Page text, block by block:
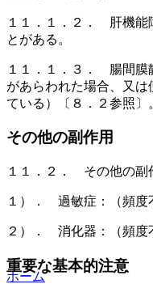
１１．１．２． 肝機能
とがある。
１１．１．３． 腸間膜
があらわれた場合、又
ている）〔８．２参照〕
その他の副作用
１１．２． その他の副
１）． 過敏症：（頻度
２）． 消化器：（頻度
重要な基本的注意
ホーム